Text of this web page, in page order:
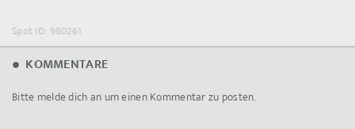
Spot ID: 980261
KOMMENTARE
Bitte melde dich an um einen Kommentar zu posten.